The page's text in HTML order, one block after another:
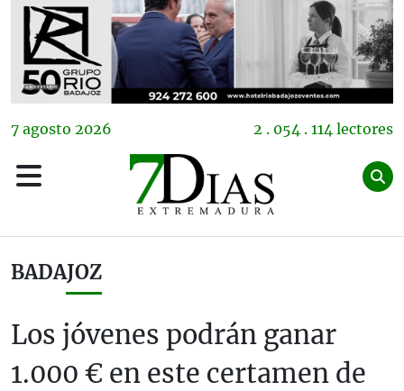
7 agosto 2026 2 . 054 . 114 lectores
BADAJOZ
Los jóvenes podrán ganar
1.000 € en este certamen de